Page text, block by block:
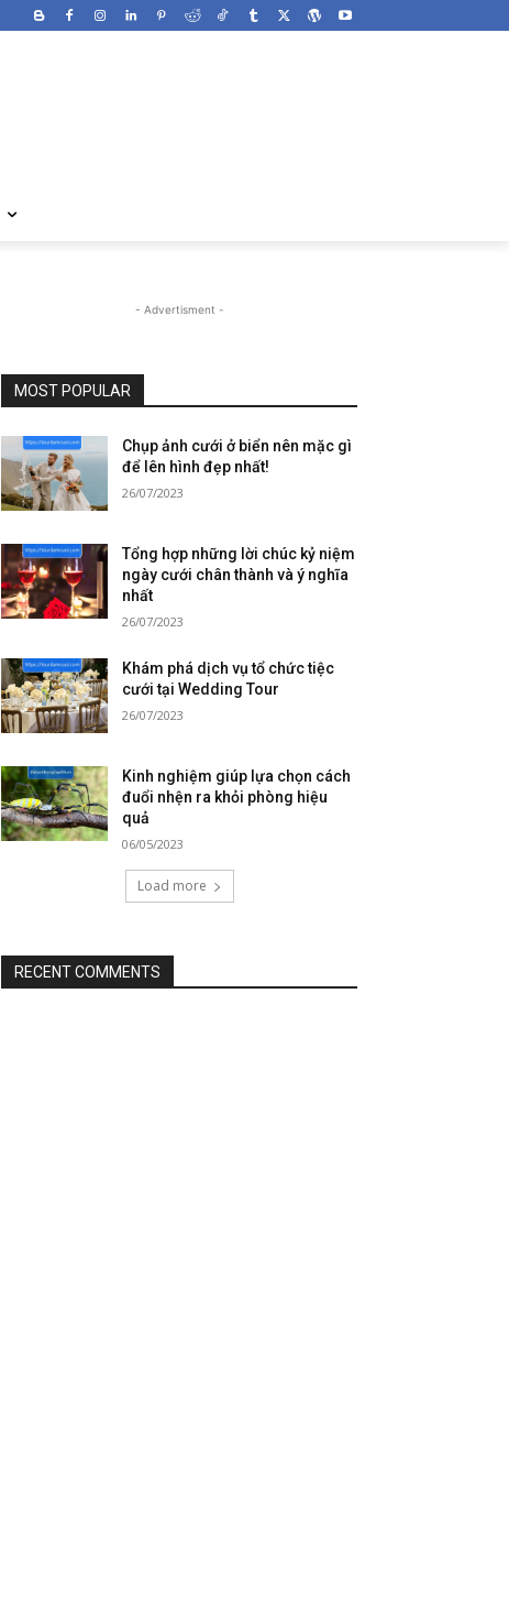
- Advertisment -
MOST POPULAR
Chụp ảnh cưới ở biển nên mặc gì
để lên hình đẹp nhất!
26/07/2023
Tổng hợp những lời chúc kỷ niệm
ngày cưới chân thành và ý nghĩa
nhất
26/07/2023
Khám phá dịch vụ tổ chức tiệc
cưới tại Wedding Tour
26/07/2023
Kinh nghiệm giúp lựa chọn cách
đuổi nhện ra khỏi phòng hiệu
quả
06/05/2023
Load more
RECENT COMMENTS